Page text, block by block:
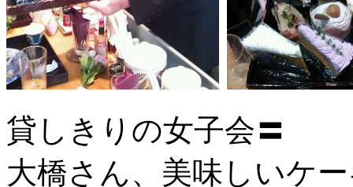
貸しきりの女子会〓
大橋さん、美味しいケ